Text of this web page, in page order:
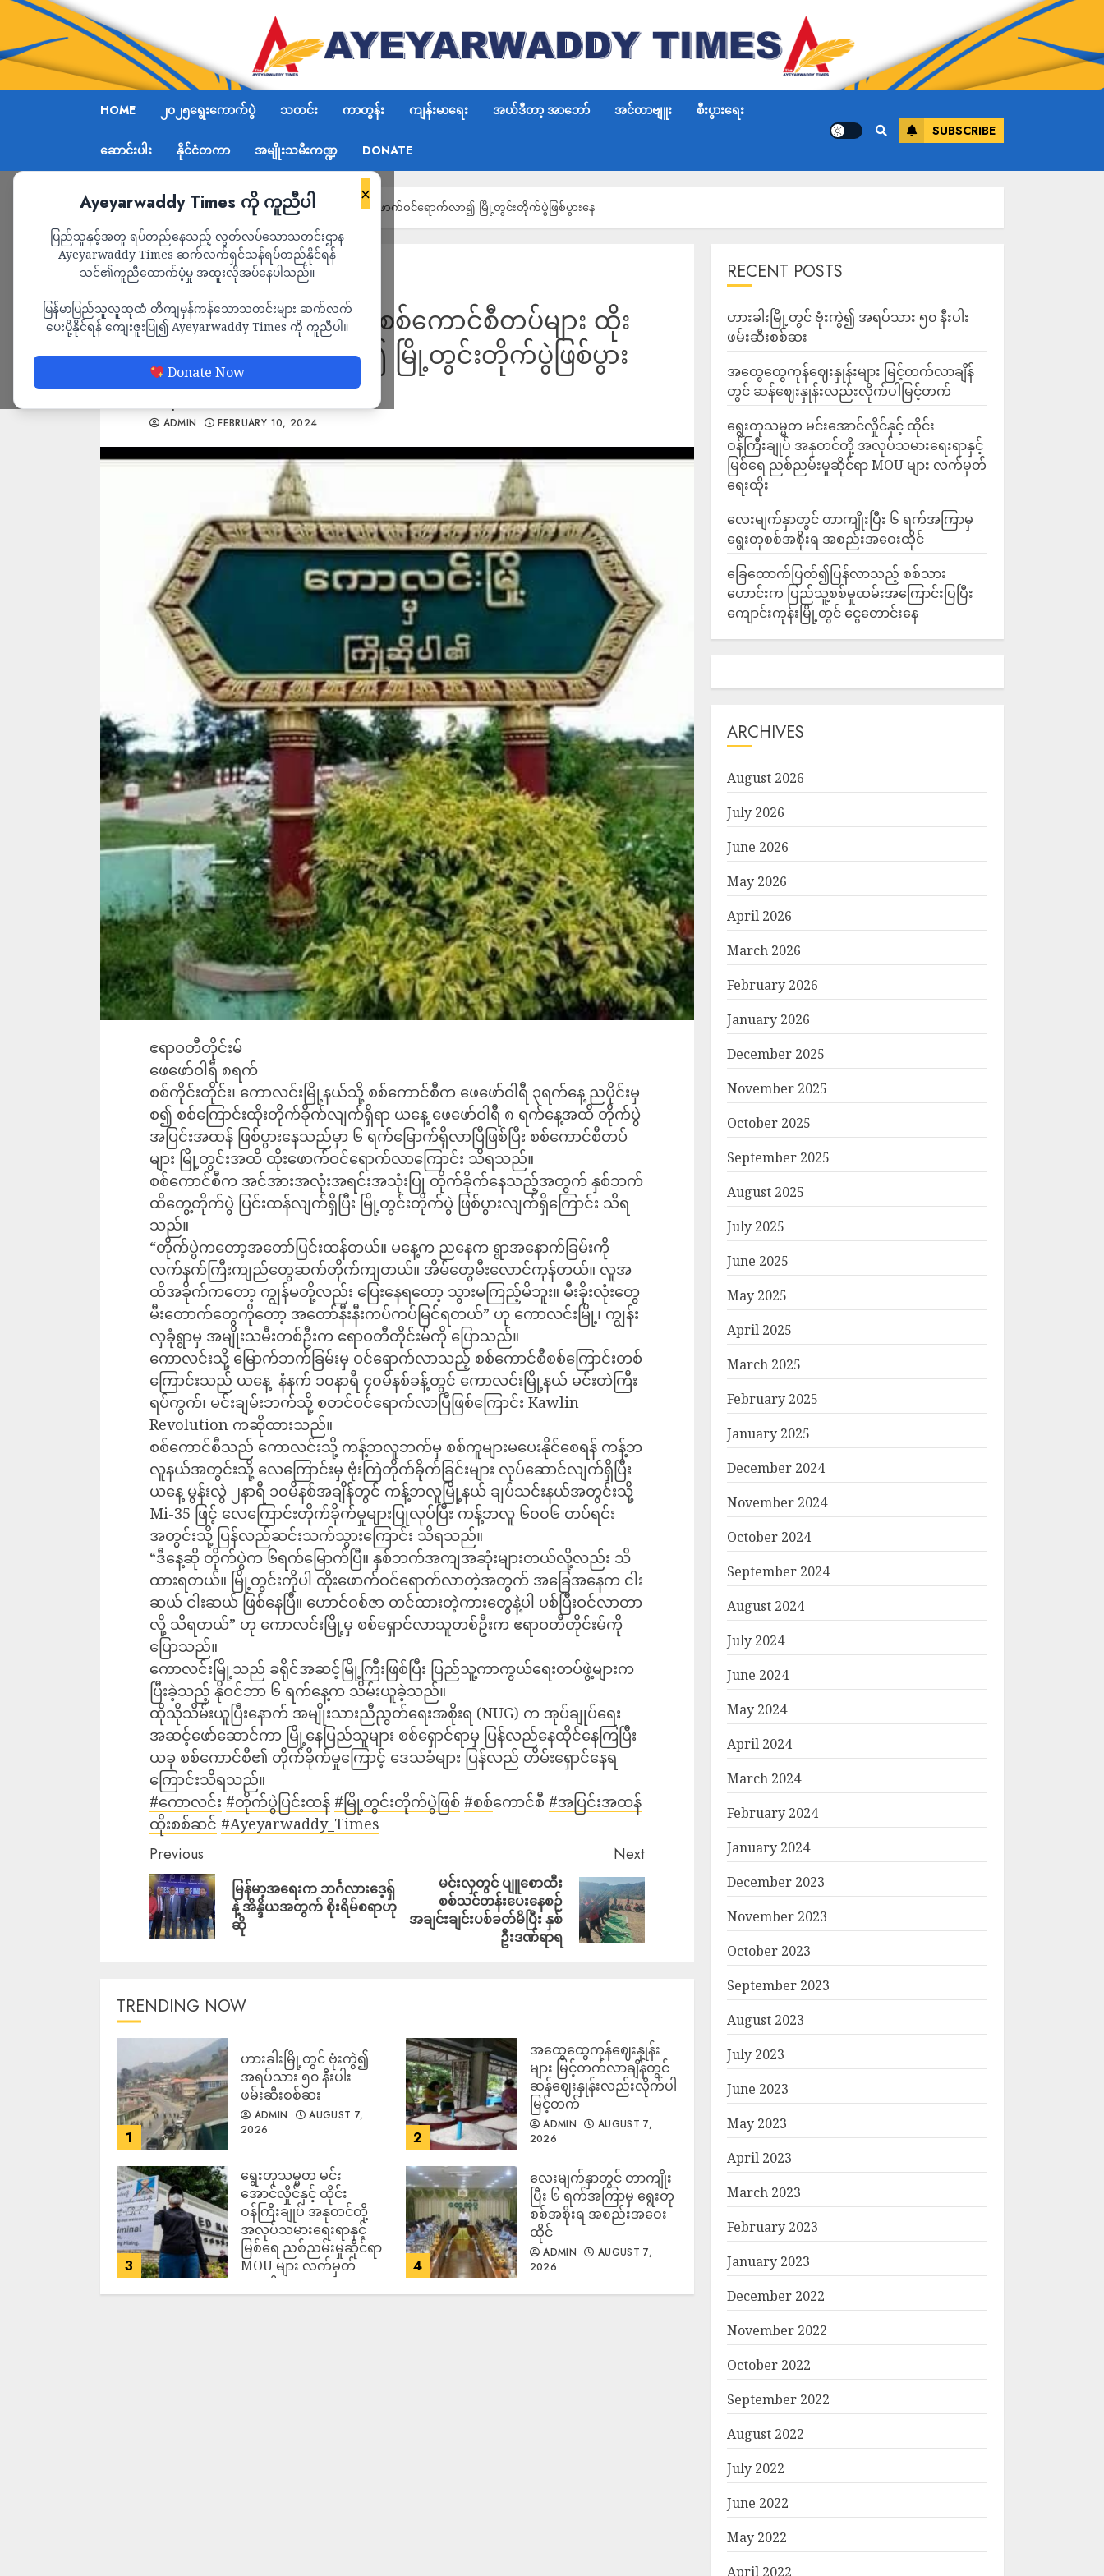
HOME ၂၀၂၅ရွေးကောက်ပွဲ သတင်း ကာတွန်း ကျန်းမာရေး အယ်ဒီတာ့ အာဘော် အင်တာဗျူး စီးပွားရေး
ဆောင်းပါး နိုင်ငံတကာ အမျိုးသမီးကဏ္ဍ DONATE
SUBSCRIBE
×
Ayeyarwaddy Times ကို ကူညီပါ
ပြည်သူနှင့်အတူ ရပ်တည်နေသည့် လွတ်လပ်သောသတင်းဌာန
Ayeyarwaddy Times ဆက်လက်ရှင်သန်ရပ်တည်နိုင်ရန်
သင်၏ကူညီထောက်ပံ့မှု အထူးလိုအပ်နေပါသည်။
မြန်မာပြည်သူလူထုထံ တိကျမှန်ကန်သောသတင်းများ ဆက်လက်
ပေးပို့နိုင်ရန် ကျေးဇူးပြု၍ Ayeyarwaddy Times ကို ကူညီပါ။
Donate Now
Home ကောလင်းမြို့တွင်းသို့ စစ်ကောင်စီတပ်များ ထိုးဖောက်ဝင်ရောက်လာ၍ မြို့တွင်းတိုက်ပွဲဖြစ်ပွားနေ
သတင်း
ကောလင်းမြို့တွင်းသို့ စစ်ကောင်စီတပ်များ ထိုး
ဖောက်ဝင်ရောက်လာ၍ မြို့တွင်းတိုက်ပွဲဖြစ်ပွား
နေ
ADMIN FEBRUARY 10, 2024
ဧရာဝတီတိုင်းမ်
ဖေဖော်ဝါရီ ၈ရက်
စစ်ကိုင်းတိုင်း၊ ကောလင်းမြို့နယ်သို့ စစ်ကောင်စီက ဖေဖော်ဝါရီ ၃ရက်နေ့ ညပိုင်းမှ
စ၍ စစ်ကြောင်းထိုးတိုက်ခိုက်လျက်ရှိရာ ယနေ့ ဖေဖော်ဝါရီ ၈ ရက်နေ့အထိ တိုက်ပွဲ
အပြင်းအထန် ဖြစ်ပွားနေသည်မှာ ၆ ရက်မြောက်ရှိလာပြီဖြစ်ပြီး စစ်ကောင်စီတပ်
များ မြို့တွင်းအထိ ထိုးဖောက်ဝင်ရောက်လာကြောင်း သိရသည်။
စစ်ကောင်စီက အင်အားအလုံးအရင်းအသုံးပြု တိုက်ခိုက်နေသည့်အတွက် နှစ်ဘက်
ထိတွေ့တိုက်ပွဲ ပြင်းထန်လျက်ရှိပြီး မြို့တွင်းတိုက်ပွဲ ဖြစ်ပွားလျက်ရှိ‌ကြောင်း သိရ
သည်။
“တိုက်ပွဲကတော့အတော်ပြင်းထန်တယ်။ မနေ့က ညနေက ရွာအနောက်ခြမ်းကို
လက်နက်ကြီးကျည်‌တွေဆက်တိုက်ကျတယ်။ အိမ်တွေမီးလောင်ကုန်တယ်။ လူအ
ထိအခိုက်ကတော့ ကျွန်မတို့လည်း ပြေးနေရတော့ သွားမကြည့်မိဘူး။ မီးခိုးလုံးတွေ
မီးတောက်တွေကိုတော့ အတော်နီးနီးကပ်ကပ်မြင်ရတယ်” ဟု ကောလင်းမြို့၊ ကျွန်း
လှခုံရွာမှ အမျိုးသမီးတစ်ဦးက ဧရာဝတီတိုင်းမ်ကို ပြောသည်။
ကောလင်းသို့ မြောက်ဘက်ခြမ်းမှ ဝင်ရောက်လာသည့် စစ်ကောင်စီစစ်ကြောင်းတစ်
ကြောင်းသည် ယနေ့ ‌ နံနက် ၁၀နာရီ ၄၀မိနစ်ခန့်တွင် ကောလင်းမြို့နယ် မင်းတဲကြီး
ရပ်ကွက်၊ မင်းချမ်းဘက်သို့ စတင်ဝင်ရောက်လာပြီဖြစ်ကြောင်း Kawlin
Revolution ကဆိုထားသည်။
စစ်ကောင်စီသည် ကောလင်းသို့ ကန့်ဘလူဘက်မှ စစ်ကူများမပေးနိုင်စေရန် ကန့်ဘ
လူနယ်အတွင်းသို့ လေကြောင်းမှ ဗုံးကြဲတိုက်ခိုက်ခြင်းများ လုပ်ဆောင်လျက်ရှိပြီး
ယနေ့ မွန်းလွဲ ၂နာရီ ၁၀မိနစ်အချိန်တွင် ကန့်ဘလူမြို့နယ် ချပ်သင်းနယ်အတွင်းသို့
Mi-35 ဖြင့် လေကြောင်းတိုက်ခိုက်မှုများပြုလုပ်ပြီး ကန့်ဘလူ ၆၀၀၆ တပ်ရင်း
အတွင်းသို့ ပြန်လည်ဆင်းသက်သွားကြောင်း သိရသည်။
“ဒီနေ့ဆို တိုက်ပွဲက ၆ရက်မြောက်ပြီ။ နှစ်ဘက်အကျအဆုံးများတယ်လို့လည်း သိ
ထားရတယ်။ မြို့တွင်းကိုပါ ထိုးဖောက်ဝင်ရောက်လာတဲ့အတွက် အခြေအနေက ငါး
ဆယ် ငါးဆယ် ဖြစ်နေပြီ။ ဟောင်ဝစ်ဇာ တင်ထားတဲ့ကားတွေနဲ့ပါ ပစ်ပြီးဝင်လာတာ
လို့ သိရတယ်” ဟု ကောလင်းမြို့မှ စစ်ရှောင်လာသူတစ်ဦးက ဧရာဝတီတိုင်းမ်ကို
ပြောသည်။
ကောလင်းမြို့သည် ခရိုင်အဆင့်မြို့ကြီးဖြစ်ပြီး ပြည်သူ့ကာကွယ်ရေးတပ်ဖွဲ့များက
ပြီးခဲ့သည့် နိုဝင်ဘာ ၆ ရက်နေ့က သိမ်းယူခဲ့သည်။
ထိုသိုသိမ်းယူပြီးနောက် အမျိုးသားညီညွတ်ရေးအစိုးရ (NUG) က အုပ်ချုပ်ရေး
အဆင့်ဖော်ဆောင်ကာ မြို့နေပြည်သူများ စစ်ရှောင်ရာမှ ပြန်လည်နေထိုင်နေကြပြီး
ယခု စစ်ကောင်စီ၏ တိုက်ခိုက်မှုကြောင့် ဒေသခံများ ပြန်လည် တိမ်းရှောင်နေရ
ကြောင်းသိရသည်။
#ကောလင်း #တိုက်ပွဲပြင်းထန် #မြို့တွင်းတိုက်ပွဲဖြစ် #စစ်​ကောင်စီ #အပြင်းအထန်
ထိုးစစ်ဆင် #Ayeyarwaddy_Times
Previous
မြန်မာ့အရေးက ဘင်္ဂလားဒေ့ရှ်
နဲ့ အိန္ဒိယအတွက် စိုးရိမ်စရာဟု
ဆို
Next
မင်းလှတွင် ပျူစောထီး
စစ်သင်တန်းပေးနေစဉ်
အချင်းချင်းပစ်ခတ်မိပြီး နှစ်
ဦးဒဏ်ရာရ
TRENDING NOW
1
ဟားခါးမြို့တွင် ဗုံးကွဲ၍
အရပ်သား ၅၀ နီးပါး
ဖမ်းဆီးစစ်ဆး
ADMIN
AUGUST 7,
2026
2
အထွေထွေကုန်ဈေးနှုန်း
များ မြင့်တက်လာချိန်တွင်
ဆန်ဈေးနှုန်းလည်းလိုက်ပါ
မြင့်တက်
ADMIN
AUGUST 7,
2026
3
ရွေးတုသမ္မတ မင်း
အောင်လှိုင်နှင့် ထိုင်း
ဝန်ကြီးချုပ် အနုတင်တို့
အလုပ်သမားရေးရာနှင့်
မြစ်ရေ ညစ်ညမ်းမှုဆိုင်ရာ
MOU များ လက်မှတ်
ရေးထိုး
4
လေးမျက်နှာတွင် တာကျိုး
ပြီး ၆ ရက်အကြာမှ ရွေးတု
စစ်အစိုးရ အစည်းအဝေး
ထိုင်
ADMIN
AUGUST 7,
2026
RECENT POSTS
ဟားခါးမြို့တွင် ဗုံးကွဲ၍ အရပ်သား ၅၀ နီးပါး
ဖမ်းဆီးစစ်ဆး
အထွေထွေကုန်ဈေးနှုန်းများ မြင့်တက်လာချိန်
တွင် ဆန်ဈေးနှုန်းလည်းလိုက်ပါမြင့်တက်
ရွေးတုသမ္မတ မင်းအောင်လှိုင်နှင့် ထိုင်း
ဝန်ကြီးချုပ် အနုတင်တို့ အလုပ်သမားရေးရာနှင့်
မြစ်ရေ ညစ်ညမ်းမှုဆိုင်ရာ MOU များ လက်မှတ်
ရေးထိုး
လေးမျက်နှာတွင် တာကျိုးပြီး ၆ ရက်အကြာမှ
ရွေးတုစစ်အစိုးရ အစည်းအဝေးထိုင်
ခြေထောက်ပြတ်၍ပြန်လာသည့် စစ်သား
ဟောင်းက ပြည်သူ့စစ်မှုထမ်းအကြောင်းပြပြီး
ကျောင်းကုန်းမြို့တွင် ငွေတောင်းနေ
ARCHIVES
August 2026
July 2026
June 2026
May 2026
April 2026
March 2026
February 2026
January 2026
December 2025
November 2025
October 2025
September 2025
August 2025
July 2025
June 2025
May 2025
April 2025
March 2025
February 2025
January 2025
December 2024
November 2024
October 2024
September 2024
August 2024
July 2024
June 2024
May 2024
April 2024
March 2024
February 2024
January 2024
December 2023
November 2023
October 2023
September 2023
August 2023
July 2023
June 2023
May 2023
April 2023
March 2023
February 2023
January 2023
December 2022
November 2022
October 2022
September 2022
August 2022
July 2022
June 2022
May 2022
April 2022